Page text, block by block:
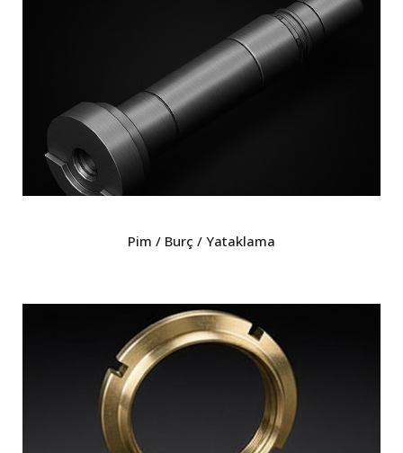
Pim / Burç / Yataklama